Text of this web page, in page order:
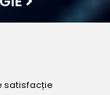
satisfacție